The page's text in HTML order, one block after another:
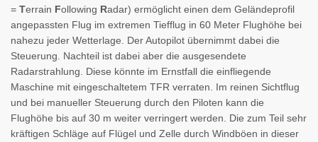
= Terrain Following Radar) ermöglicht einen dem Geländeprofil
angepassten Flug im extremen Tiefflug in 60 Meter Flughöhe bei
nahezu jeder Wetterlage. Der Autopilot übernimmt dabei die
Steuerung. Nachteil ist dabei aber die ausgesendete
Radarstrahlung. Diese könnte im Ernstfall die einfliegende
Maschine mit eingeschaltetem TFR verraten. Im reinen Sichtflug
und bei manueller Steuerung durch den Piloten kann die
Flughöhe bis auf 30 m weiter verringert werden. Die zum Teil sehr
kräftigen Schläge auf Flügel und Zelle durch Windböen in dieser